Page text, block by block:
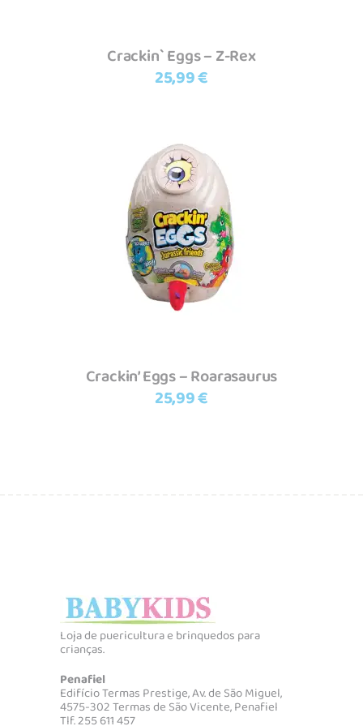
Crackin` Eggs – Z-Rex
25,99€
Adicionar
Crackin’ Eggs – Roarasaurus
25,99€
Loja de puericultura e brinquedos para
crianças.
Penafiel
Edifício Termas Prestige, Av. de São Miguel,
4575-302 Termas de São Vicente, Penafiel
Tlf. 255 611 457